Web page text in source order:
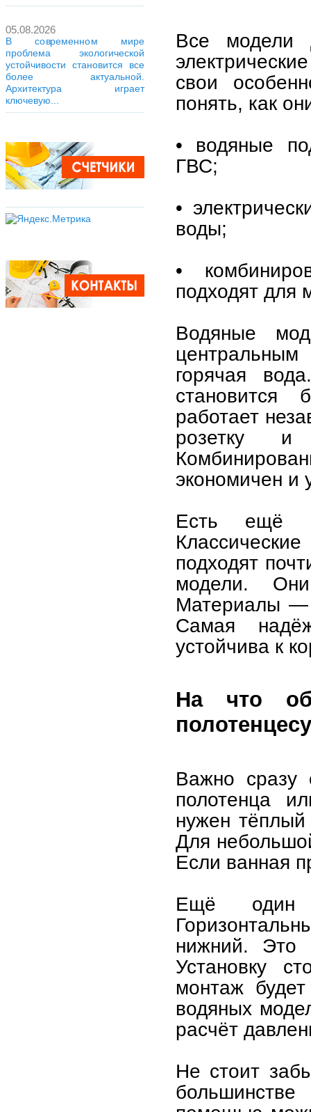
05.08.2026
В современном мире
проблема экологической
устойчивости становится все
более актуальной.
Архитектура играет
ключевую...
Все модели
свои
понять, как
• водяные
ГВС;
•
воды;
•
подходят для
Водяные
горячая
становится
работает
розетку и
экономичен и
Есть ещё
подходят
модели.
Материалы —
Самая
устойчива к
На что
Важно сразу
полотенца
нужен
Для
Если ванная
Ещё один
нижний. Это
Установку
монтаж
водяных
расчёт
Не стоит